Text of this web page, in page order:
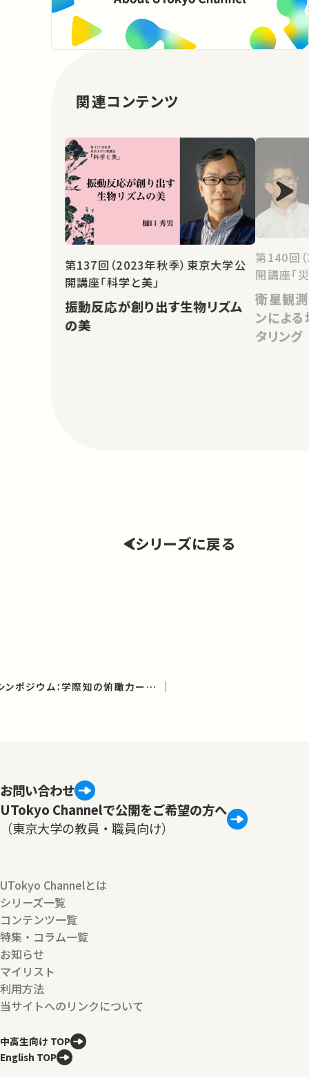
関連コンテンツ
第137回（2023年秋季）東京大学公
開講座「科学と美」
振動反応が創り出す生物リズム
の美
第140回
開講座「
衛星観
ンによ
タリング
シリーズに戻る
教養学部創立70周年シンポジウム：学際知の俯瞰力ー東京大学駒場スタイル
お問い合わせ
UTokyo Channelで公開をご希望の方へ
（東京大学の教員・職員向け）
UTokyo Channelとは
シリーズ一覧
コンテンツ一覧
特集・コラム一覧
お知らせ
マイリスト
利用方法
当サイトへのリンクについて
中高生向け TOP
English TOP